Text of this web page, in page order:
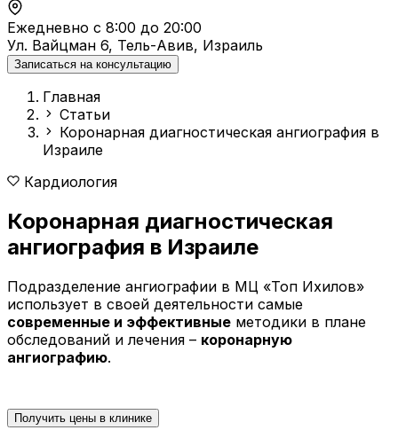
Ежедневно с 8:00 до 20:00
Ул. Вайцман 6, Тель-Авив, Израиль
Записаться на консультацию
Главная
Статьи
Коронарная диагностическая ангиография в
Израиле
Кардиология
Коронарная диагностическая
ангиография в Израиле
Подразделение ангиографии в МЦ «Топ Ихилов»
использует в своей деятельности самые
современные и эффективные методики в плане
обследований и лечения – коронарную
ангиографию.
Получить цены в клинике